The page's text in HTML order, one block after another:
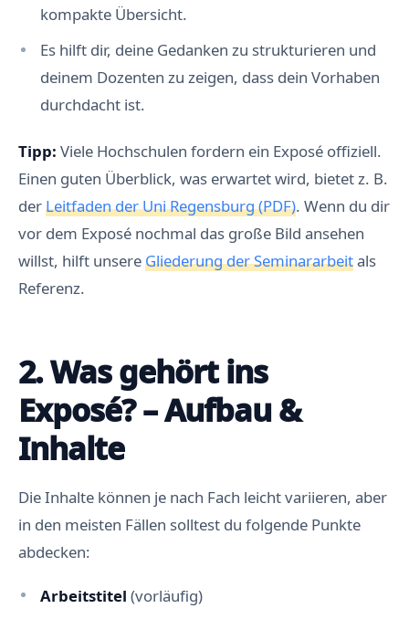
kompakte Übersicht.
Es hilft dir, deine Gedanken zu strukturieren und
deinem Dozenten zu zeigen, dass dein Vorhaben
durchdacht ist.
Tipp: Viele Hochschulen fordern ein Exposé offiziell.
Einen guten Überblick, was erwartet wird, bietet z. B.
derLeitfaden der Uni Regensburg (PDF). Wenn du dir
vor dem Exposé nochmal das große Bild ansehen
willst, hilft unsereGliederung der Seminararbeitals
Referenz.
2. Was gehört ins
Exposé? – Aufbau &
Inhalte
Die Inhalte können je nach Fach leicht variieren, aber
in den meisten Fällen solltest du folgende Punkte
abdecken:
Arbeitstitel (vorläufig)